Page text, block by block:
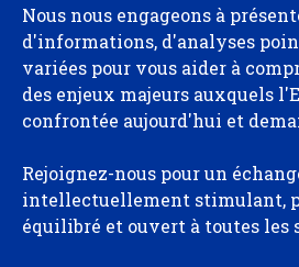
Nous nous engageons à
d'informations, d'analyses
variées pour vous aider à
des enjeux majeurs auxquels
confrontée aujourd'hui et
Rejoignez-nous pour un
intellectuellement stimulant,
équilibré et ouvert à toutes les